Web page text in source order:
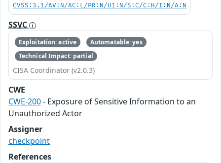
CVSS:3.1/AV:N/AC:L/PR:N/UI:N/S:C/C:H/I:N/A:N
SSVC
Exploitation: active
Automatable: yes
Technical Impact: partial
CISA Coordinator (v2.0.3)
CWE
CWE-200- Exposure of Sensitive Information to an
Unauthorized Actor
Assigner
checkpoint
References